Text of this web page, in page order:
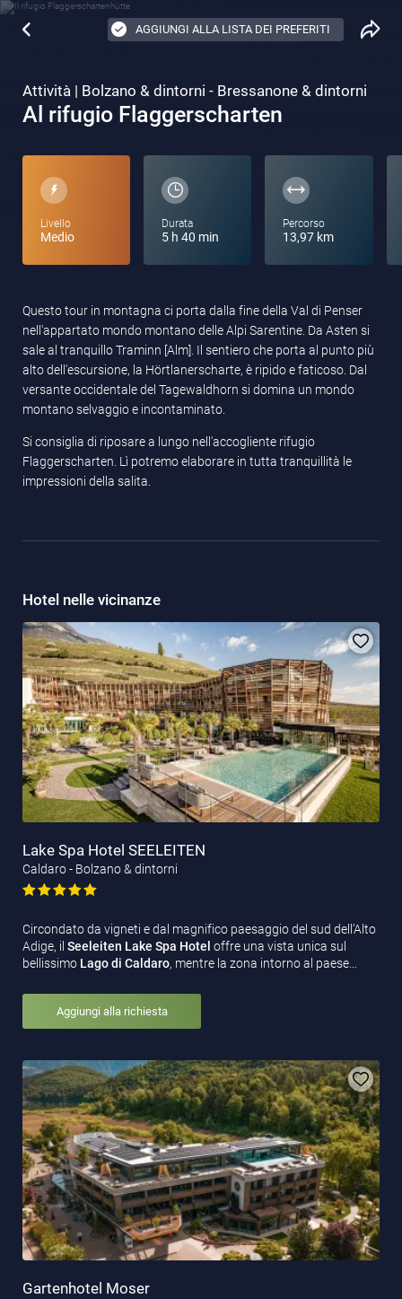
AGGIUNGI ALLA LISTA DEI PREFERITI
Attività | Bolzano & dintorni - Bressanone & dintorni
Al rifugio Flaggerscharten
Livello
Medio
Durata
5 h 40 min
Percorso
13,97 km
Questo tour in montagna ci porta dalla fine della Val di Penser
nell'appartato mondo montano delle Alpi Sarentine. Da Asten si
sale al tranquillo Traminn [Alm]. Il sentiero che porta al punto più
alto dell'escursione, la Hörtlanerscharte, è ripido e faticoso. Dal
versante occidentale del Tagewaldhorn si domina un mondo
montano selvaggio e incontaminato.
Si consiglia di riposare a lungo nell'accogliente rifugio
Flaggerscharten. Lì potremo elaborare in tutta tranquillità le
impressioni della salita.
Hotel nelle vicinanze
Lake Spa Hotel SEELEITEN
Caldaro - Bolzano & dintorni
Circondato da vigneti e dal magnifico paesaggio del sud dell’Alto
Adige, il Seeleiten Lake Spa Hotel offre una vista unica sul
bellissimo Lago di Caldaro, mentre la zona intorno al paese…
Aggiungi alla richiesta
Gartenhotel Moser